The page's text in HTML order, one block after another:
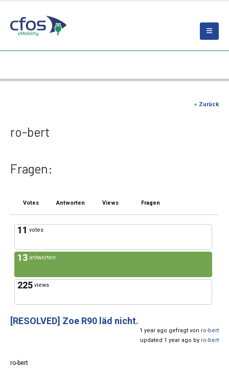
« Zurück
ro-bert
Fragen:
Votes Antworten Views Fragen
11 votes
13 antworten
225 views
[RESOLVED] Zoe R90 läd nicht.
1 year ago gefragt von ro-bert
updated 1 year ago by ro-bert
ro-bert